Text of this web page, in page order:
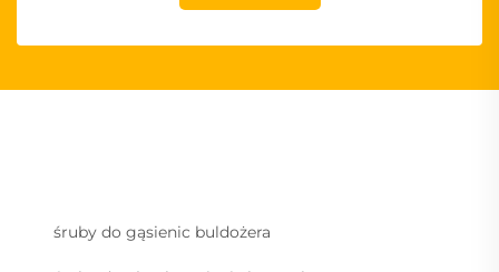
śruby do gąsienic buldożera